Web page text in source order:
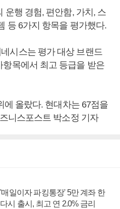
운행 경험, 편안함, 가치, 스
등 6가지 항목을 평가했다.
시스는 평가 대상 브랜드
목에서 최고 등급을 받은
에 올랐다. 현대차는 67점을
니스포스트 박소정 기자
일이자 파킹통장' 5만 계좌 한
시 출시, 최고 연 2.0% 금리